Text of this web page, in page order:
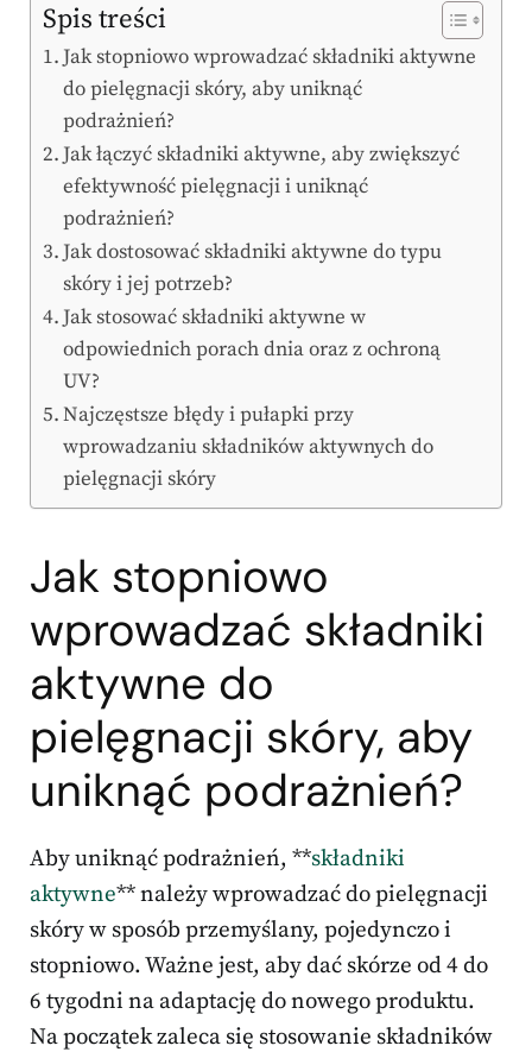
Spis treści
Jak stopniowo wprowadzać składniki aktywne
do pielęgnacji skóry, aby uniknąć
podrażnień?
Jak łączyć składniki aktywne, aby zwiększyć
efektywność pielęgnacji i uniknąć
podrażnień?
Jak dostosować składniki aktywne do typu
skóry i jej potrzeb?
Jak stosować składniki aktywne w
odpowiednich porach dnia oraz z ochroną
UV?
Najczęstsze błędy i pułapki przy
wprowadzaniu składników aktywnych do
pielęgnacji skóry
Jak stopniowo
wprowadzać składniki
aktywne do
pielęgnacji skóry, aby
uniknąć podrażnień?
Aby uniknąć podrażnień, **składniki
aktywne** należy wprowadzać do pielęgnacji
skóry w sposób przemyślany, pojedynczo i
stopniowo. Ważne jest, aby dać skórze od 4 do
6 tygodni na adaptację do nowego produktu.
Na początek zaleca się stosowanie składników